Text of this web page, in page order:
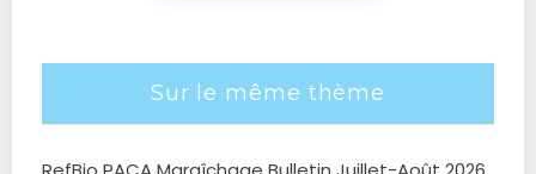
Sur le même thème